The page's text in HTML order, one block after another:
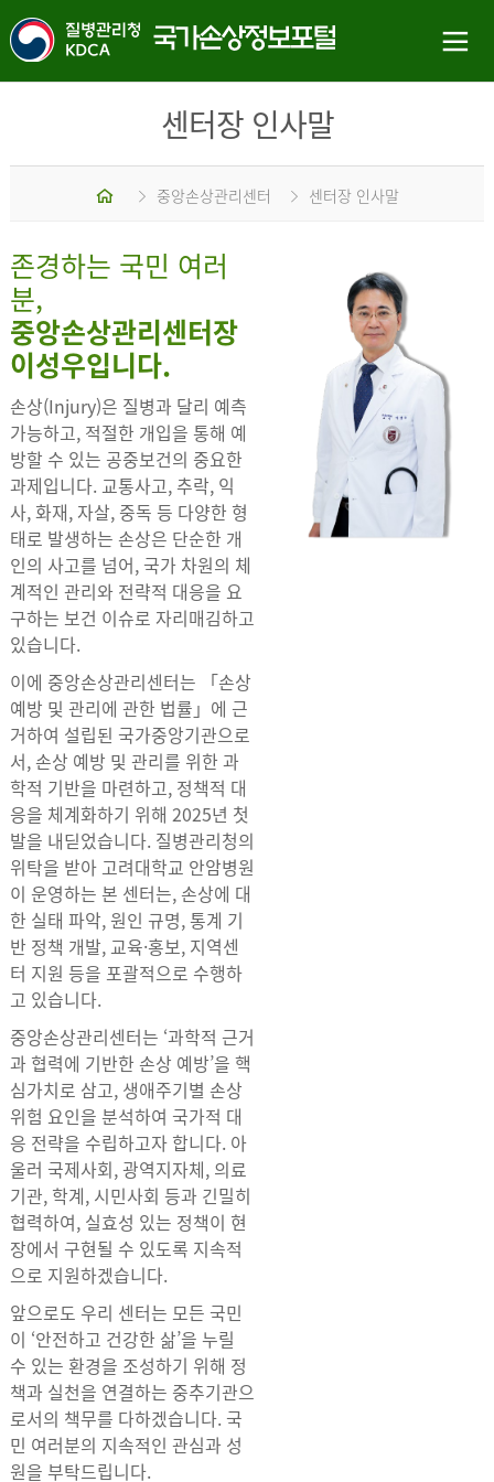
센터장 인사말
중앙손상관리센터 센터장 인사말
존경하는 국민 여러
분,
중앙손상관리센터장
이성우입니다.
손상(Injury)은 질병과 달리 예측
가능하고, 적절한 개입을 통해 예
방할 수 있는 공중보건의 중요한
과제입니다. 교통사고, 추락, 익
사, 화재, 자살, 중독 등 다양한 형
태로 발생하는 손상은 단순한 개
인의 사고를 넘어, 국가 차원의 체
계적인 관리와 전략적 대응을 요
구하는 보건 이슈로 자리매김하고
있습니다.
이에 중앙손상관리센터는 「손상
예방 및 관리에 관한 법률」에 근
거하여 설립된 국가중앙기관으로
서, 손상 예방 및 관리를 위한 과
학적 기반을 마련하고, 정책적 대
응을 체계화하기 위해 2025년 첫
발을 내딛었습니다. 질병관리청의
위탁을 받아 고려대학교 안암병원
이 운영하는 본 센터는, 손상에 대
한 실태 파악, 원인 규명, 통계 기
반 정책 개발, 교육·홍보, 지역센
터 지원 등을 포괄적으로 수행하
고 있습니다.
중앙손상관리센터는 ‘과학적 근거
과 협력에 기반한 손상 예방’을 핵
심가치로 삼고, 생애주기별 손상
위험 요인을 분석하여 국가적 대
응 전략을 수립하고자 합니다. 아
울러 국제사회, 광역지자체, 의료
기관, 학계, 시민사회 등과 긴밀히
협력하여, 실효성 있는 정책이 현
장에서 구현될 수 있도록 지속적
으로 지원하겠습니다.
앞으로도 우리 센터는 모든 국민
이 ‘안전하고 건강한 삶’을 누릴
수 있는 환경을 조성하기 위해 정
책과 실천을 연결하는 중추기관으
로서의 책무를 다하겠습니다. 국
민 여러분의 지속적인 관심과 성
원을 부탁드립니다.